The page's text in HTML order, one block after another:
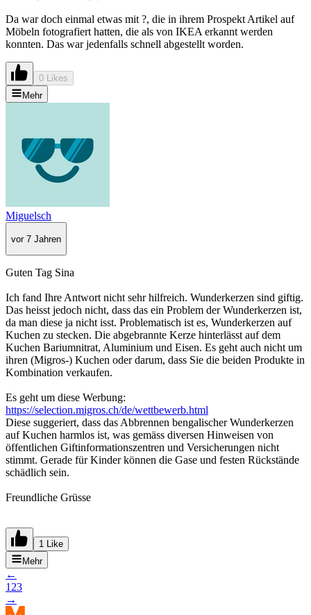
Da war doch einmal etwas mit ?, die in ihrem Prospekt Artikel auf
Möbeln fotografiert hatten, die als von IKEA erkannt werden
konnten. Das war jedenfalls schnell abgestellt worden.
0 Likes
Mehr
Miguelsch
vor 7 Jahren
Guten Tag Sina
Ich fand Ihre Antwort nicht sehr hilfreich. Wunderkerzen sind giftig.
Das heisst jedoch nicht, dass das ein Problem der Wunderkerzen ist,
da man diese ja nicht isst. Problematisch ist es, Wunderkerzen auf
Kuchen zu stecken. Die abgebrannte Kerze hinterlässt auf dem
Kuchen Bariumnitrat, Aluminium und Eisen. Es geht auch nicht um
ihren (Migros-) Kuchen oder darum, dass Sie die beiden Produkte in
Kombination verkaufen.
Es geht um diese Werbung:
https://selection.migros.ch/de/wettbewerb.html
Diese suggeriert, dass das Abbrennen bengalischer Wunderkerzen
auf Kuchen harmlos ist, was gemäss diversen Hinweisen von
öffentlichen Giftinformationszentren und Versicherungen nicht
stimmt. Gerade für Kinder können die Gase und festen Rückstände
schädlich sein.
Freundliche Grüsse
1 Like
Mehr
←
1 23
→